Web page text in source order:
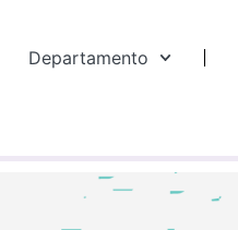
Departamento